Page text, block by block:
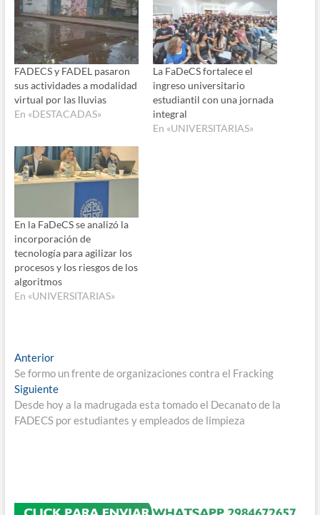
FADECS y FADEL pasaron
sus actividades a modalidad
virtual por las lluvias
En «DESTACADAS»
La FaDeCS fortalece el
ingreso universitario
estudiantil con una jornada
integral
En «UNIVERSITARIAS»
En la FaDeCS se analizó la
incorporación de
tecnología para agilizar los
procesos y los riesgos de los
algoritmos
En «UNIVERSITARIAS»
Navegación
de
entradas
AnteriorEntrada
anterior:
Se formo un frente de organizaciones contra el Fracking
SiguienteEntrada
siguiente:
Desde hoy a la madrugada esta tomado el Decanato de la
FADECS por estudiantes y empleados de limpieza